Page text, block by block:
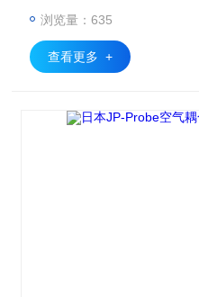
浏览量：635
查看更多 +